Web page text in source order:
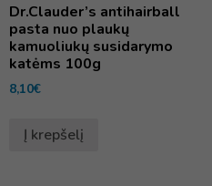
Dr.Clauder’s antihairball
pasta nuo plaukų
kamuoliukų susidarymo
katėms 100g
8,10€
Į krepšelį